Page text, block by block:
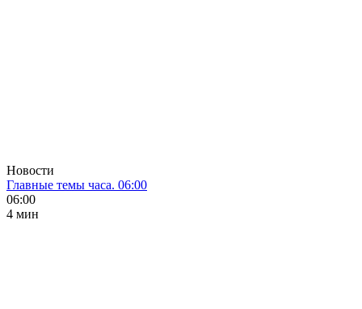
Новости
Главные темы часа. 06:00
06:00
4 мин